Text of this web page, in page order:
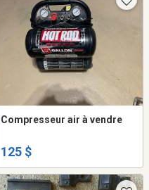
Compresseur air à vendre
125 $